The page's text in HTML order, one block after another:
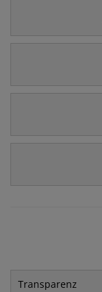
Transparenz